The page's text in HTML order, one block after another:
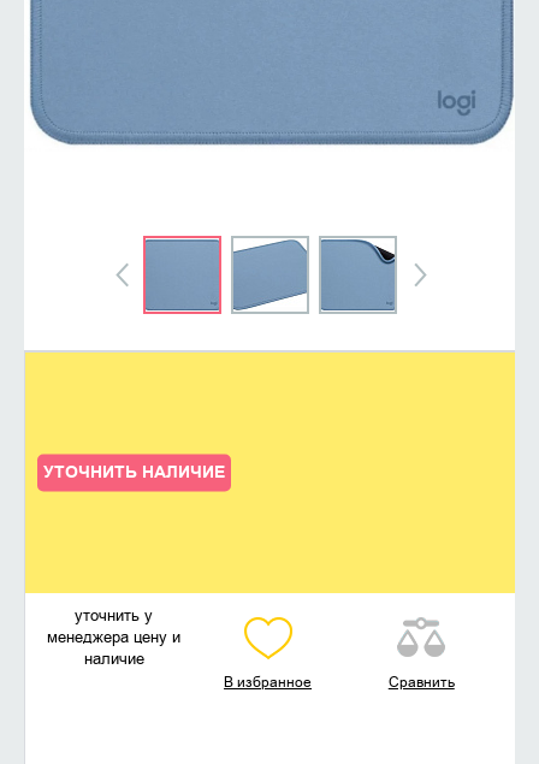
УТОЧНИТЬ НАЛИЧИЕ
уточнить у
менеджера цену и
наличие
В избранное Сравнить